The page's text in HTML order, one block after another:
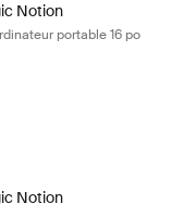
Notion
portable 16 po
Notion 14" Laptop
Notion